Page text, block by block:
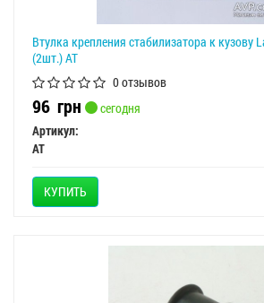
Втулка крепления стабилизатора к кузову
(2шт.) AT
0 отзывов
96 грн
сегодня
Артикул:
AT
КУПИТЬ